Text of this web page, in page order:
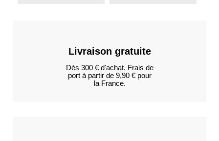
Livraison gratuite
Dès 300 € d'achat. Frais de
port à partir de 9,90 € pour
la France.